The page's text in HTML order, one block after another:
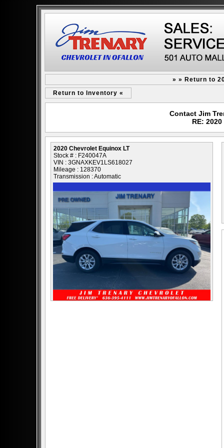
» » Return to
Return to Inventory «
Contact Jim
RE:
2020 Chevrolet Equinox LT
Stock # : F240047A
VIN : 3GNAXKEV1LS618027
Mileage : 128370
Transmission : Automatic